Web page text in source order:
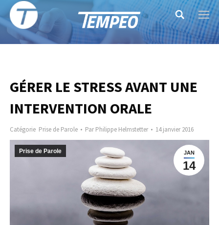
Search:
GÉRER LE STRESS AVANT UNE
INTERVENTION ORALE
Catégorie Prise de Parole ParPhilippe Helmstetter 14 janvier 2016
JAN
14
Prise de Parole